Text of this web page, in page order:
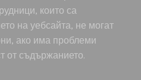
които са
на уебсайта, не могат
ако има проблеми
от съдържанието.